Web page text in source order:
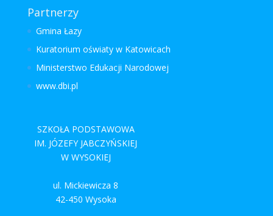
Partnerzy
Gmina Łazy
Kuratorium oświaty w Katowicach
Ministerstwo Edukacji Narodowej
www.dbi.pl
SZKOŁA PODSTAWOWA
IM. JÓZEFY JABCZYŃSKIEJ
W WYSOKIEJ
ul. Mickiewicza 8
42-450 Wysoka